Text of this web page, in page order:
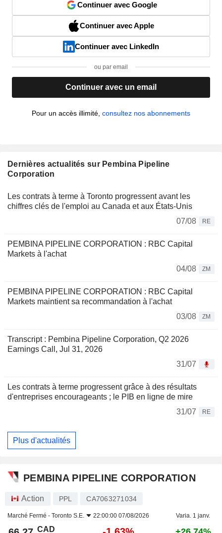
Continuer avec Google
Continuer avec Apple
Continuer avec LinkedIn
ou par email
Continuer avec un email
Pour un accès illimité, consultez nos abonnements
Dernières actualités sur Pembina Pipeline
Corporation
Les contrats à terme à Toronto progressent avant les
chiffres clés de l'emploi au Canada et aux États-Unis
07/08
RE
PEMBINA PIPELINE CORPORATION : RBC Capital
Markets à l'achat
04/08
ZM
PEMBINA PIPELINE CORPORATION : RBC Capital
Markets maintient sa recommandation à l'achat
03/08
ZM
Transcript : Pembina Pipeline Corporation, Q2 2026
Earnings Call, Jul 31, 2026
31/07
Les contrats à terme progressent grâce à des résultats
d'entreprises encourageants ; le PIB en ligne de mire
31/07
RE
Plus d'actualités
PEMBINA PIPELINE CORPORATION
Action PPL CA7063271034
Marché Fermé - Toronto S.E. 22:00:00 07/08/2026 Varia. 1 janv.
CAD